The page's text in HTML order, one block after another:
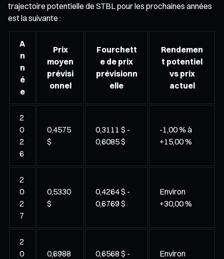
trajectoire potentielle de STBL pour les prochaines années
est la suivante :
A
n
n
é
e
Prix
moyen
prévisi
onnel
Fourchett
e de prix
prévisionn
elle
Rendemen
t potentiel
vs prix
actuel
2
0
2
6
0,4575
$
0,3111 $ -
0,6085 $
-1,00 % à
+15,00 %
2
0
2
7
0,5330
$
0,4264 $ -
0,6769 $
Environ
+30,00 %
2
0
0,6988
0,6568 $ -
Environ